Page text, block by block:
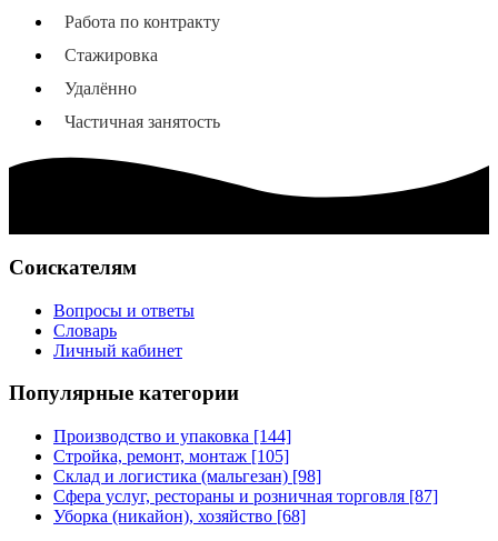
Работа по контракту
Стажировка
Удалённо
Частичная занятость
Соискателям
Вопросы и ответы
Словарь
Личный кабинет
Популярные категории
Производство и упаковка [144]
Стройка, ремонт, монтаж [105]
Склад и логистика (мальгезан) [98]
Сфера услуг, рестораны и розничная торговля [87]
Уборка (никайон), хозяйство [68]